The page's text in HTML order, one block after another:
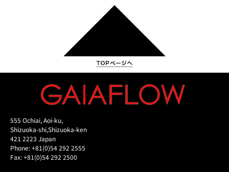
555 Ochiai, Aoi-ku,
Shizuoka-shi,Shizuoka-ken
421 2223 Japan
Phone: +81(0)54 292 2555
Fax: +81(0)54 292 2500